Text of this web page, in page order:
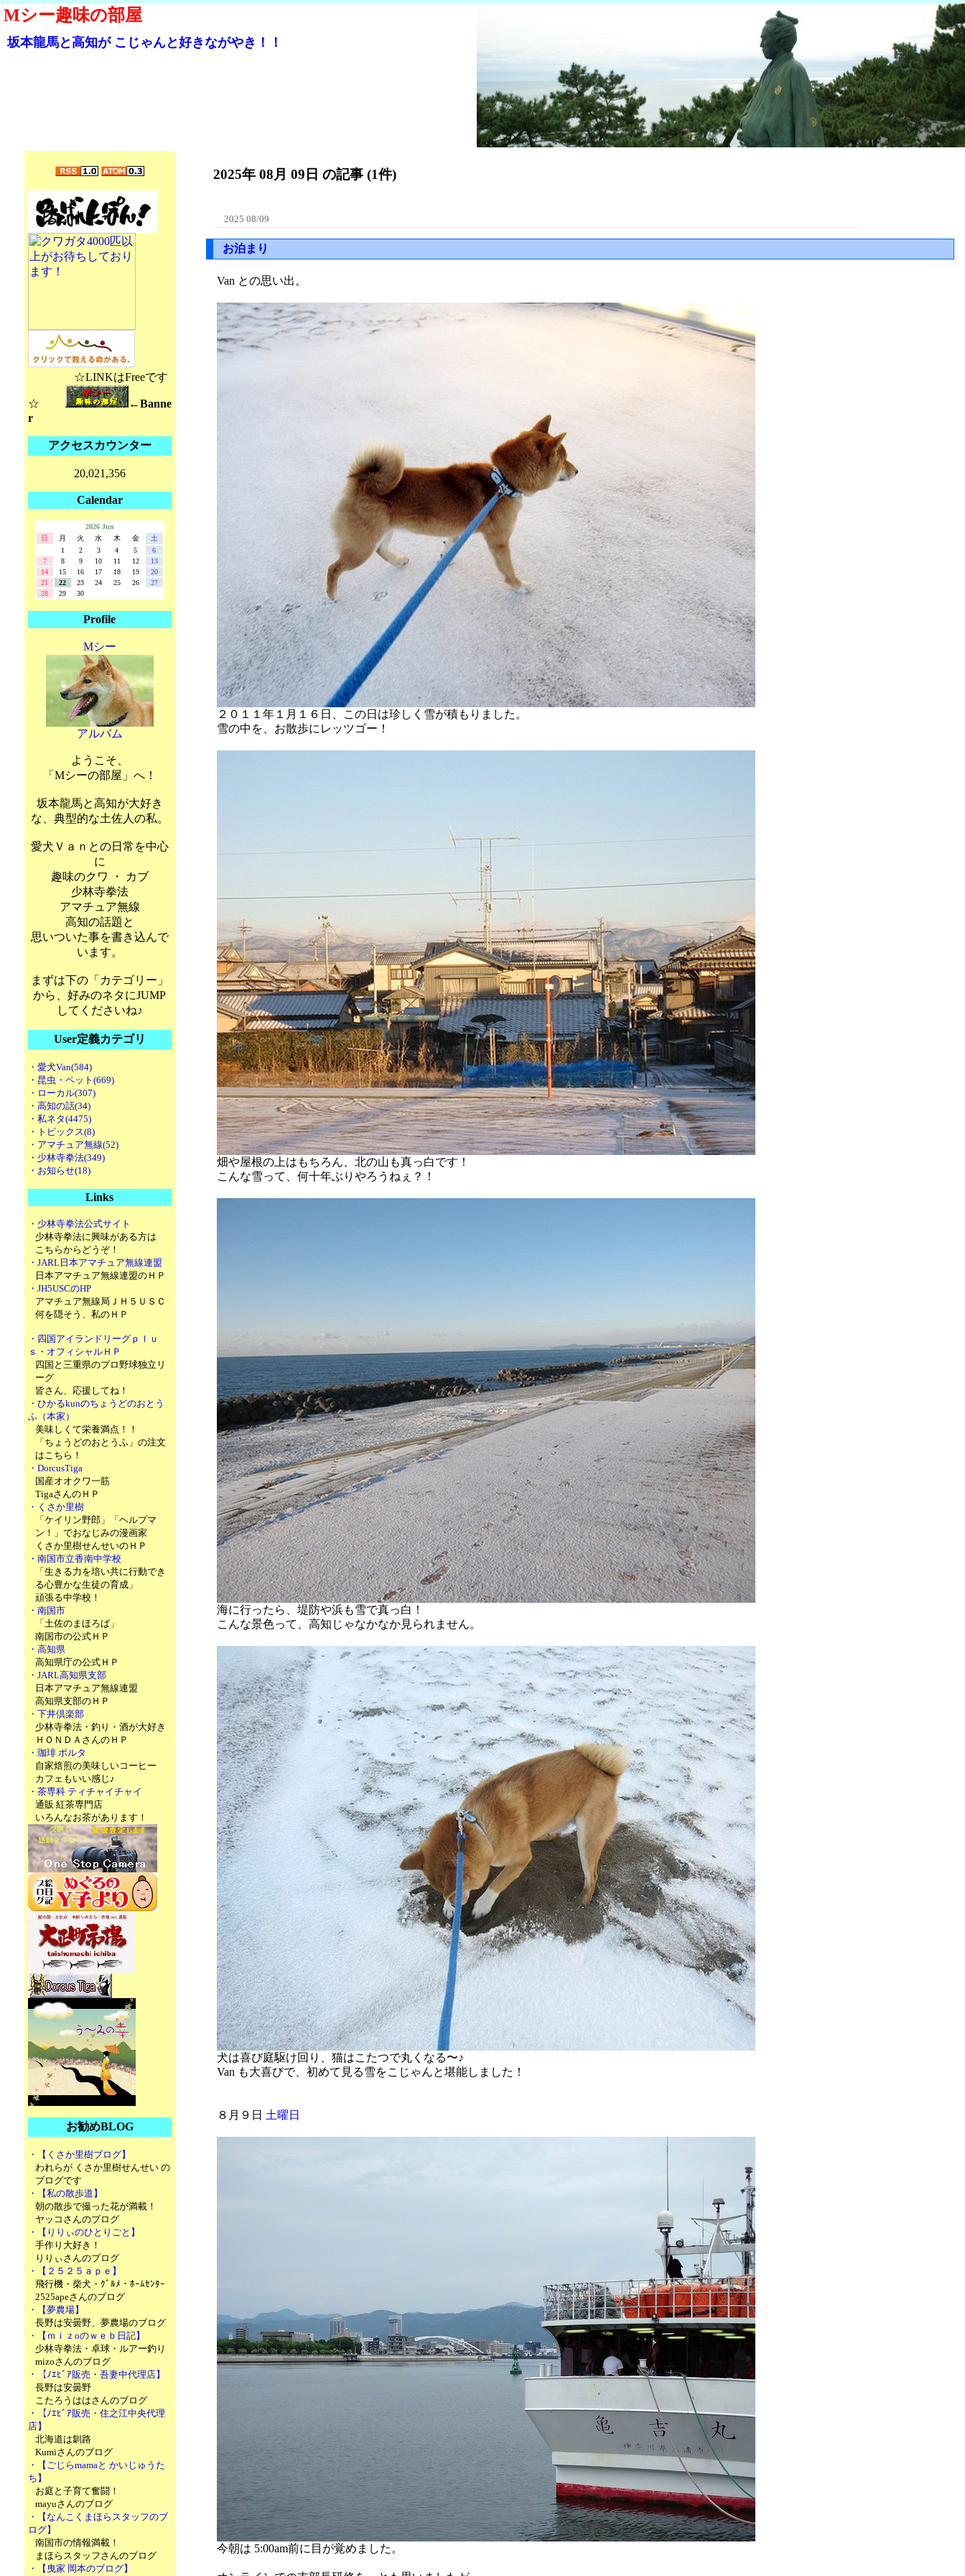
Mシー趣味の部屋
坂本龍馬と高知が こじゃんと好きながやき！！
☆LINKはFreeです
☆
←Banne
r
アクセスカウンター
20,021,356
Calendar
2026 Jun
日
月 火 水 木 金
土
1
2 3 4 5
6
7
8 9 10 11 12
13
14
15 16 17 18 19
20
21
22 23 24 25 26
27
28
29 30
Profile
Mシー
アルバム
ようこそ、
「Mシーの部屋」へ！
坂本龍馬と高知が大好き
な、典型的な土佐人の私。
愛犬Ｖａｎとの日常を中心
に
趣味のクワ ・ カブ
少林寺拳法
アマチュア無線
高知の話題と
思いついた事を書き込んで
います。
まずは下の「カテゴリー」
から、好みのネタにJUMP
してくださいね♪
User定義カテゴリ
・愛犬Van(584)
・昆虫・ペット(669)
・ローカル(307)
・高知の話(34)
・私ネタ(4475)
・トピックス(8)
・アマチュア無線(52)
・少林寺拳法(349)
・お知らせ(18)
Links
・少林寺拳法公式サイト
少林寺拳法に興味がある方は
こちらからどうぞ！
・JARL日本アマチュア無線連盟
日本アマチュア無線連盟のＨＰ
・JH5USCのHP
アマチュア無線局ＪＨ５ＵＳＣ
何を隠そう、私のＨＰ
・四国アイランドリーグｐｌｕ
ｓ・オフィシャルＨＰ
四国と三重県のプロ野球独立リ
ーグ
皆さん、応援してね！
・ひかるkunのちょうどのおとう
ふ（本家）
美味しくて栄養満点！！
「ちょうどのおとうふ」の注文
はこちら！
・DorcusTiga
国産オオクワ一筋
TigaさんのＨＰ
・くさか里樹
「ケイリン野郎」「ヘルプマ
ン！」でおなじみの漫画家
くさか里樹せんせいのＨＰ
・南国市立香南中学校
「生きる力を培い共に行動でき
る心豊かな生徒の育成」
頑張る中学校！
・南国市
「土佐のまほろば」
南国市の公式ＨＰ
・高知県
高知県庁の公式ＨＰ
・JARL高知県支部
日本アマチュア無線連盟
高知県支部のＨＰ
・下井倶楽部
少林寺拳法・釣り・酒が大好き
ＨＯＮＤＡさんのＨＰ
・珈琲 ポルタ
自家焙煎の美味しいコーヒー
カフェもいい感じ♪
・茶専科 ティチャイチャイ
通販 紅茶専門店
いろんなお茶があります！
お勧めBLOG
・【くさか里樹ブログ】
われらが くさか里樹せんせい の
ブログです
・【私の散歩道】
朝の散歩で撮った花が満載！
ヤッコさんのブログ
・【りりぃのひとりごと】
手作り大好き！
りりぃさんのブログ
・【２５２５ａｐｅ】
飛行機・柴犬・ｸﾞﾙﾒ・ﾎｰﾑｾﾝﾀｰ
2525apeさんのブログ
・【夢農場】
長野は安曇野、夢農場のブログ
・【ｍｉｚoのｗｅｂ日記】
少林寺拳法・卓球・ルアー釣り
mizoさんのブログ
・【ﾉｴﾋﾞｱ販売・吾妻中代理店】
長野は安曇野
こたろうははさんのブログ
・【ﾉｴﾋﾞｱ販売・住之江中央代理
店】
北海道は釧路
Kumiさんのブログ
・【ごじらmamaと かいじゅうた
ち】
お庭と子育て奮闘！
mayuさんのブログ
・【なんこくまほらスタッフのブ
ログ】
南国市の情報満載！
まほらスタッフさんのブログ
・【曳家 岡本のブログ】
2025年 08月 09日 の記事 (1件)
2025 08/09
お泊まり
Van との思い出。
２０１１年１月１６日、この日は珍しく雪が積もりました。
雪の中を、お散歩にレッツゴー！
畑や屋根の上はもちろん、北の山も真っ白です！
こんな雪って、何十年ぶりやろうねぇ？！
海に行ったら、堤防や浜も雪で真っ白！
こんな景色って、高知じゃなかなか見られません。
犬は喜び庭駆け回り、猫はこたつで丸くなる〜♪
Van も大喜びで、初めて見る雪をこじゃんと堪能しました！
８月９日 土曜日
今朝は 5:00am前に目が覚めました。